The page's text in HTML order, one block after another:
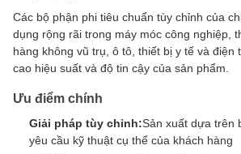
Các bộ phận phi tiêu chuẩn tùy chỉnh của
dụng rộng rãi trong máy móc công nghiệp,
hàng không vũ trụ, ô tô, thiết bị y tế và điện
cao hiệu suất và độ tin cậy của sản phẩm.
Ưu điểm chính
Giải pháp tùy chỉnh:Sản xuất dựa trên
yêu cầu kỹ thuật cụ thể của khách hàng